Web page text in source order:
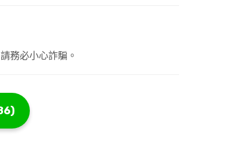
務必小心詐騙。